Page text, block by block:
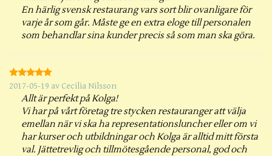
En härlig svensk restaurang vars sort blir ovanligare för
varje år som går. Måste ge en extra eloge till personalen
som behandlar sina kunder precis så som man ska göra.
2017-05-19 av Cecilia Nilsson
Allt är perfekt på Kolga!
Vi har på vårt företag tre stycken restauranger att välja
emellan när vi ska ha representationsluncher eller om vi
har kurser och utbildningar och Kolga är alltid mitt första
val. Jättetrevlig och tillmötesgående personal, god och